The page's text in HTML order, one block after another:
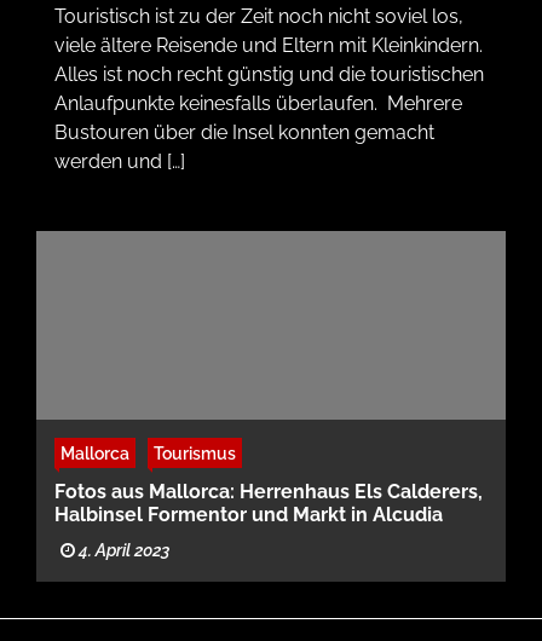
Touristisch ist zu der Zeit noch nicht soviel los,
viele ältere Reisende und Eltern mit Kleinkindern.
Alles ist noch recht günstig und die touristischen
Anlaufpunkte keinesfalls überlaufen. Mehrere
Bustouren über die Insel konnten gemacht
werden und […]
Mallorca Tourismus
Fotos aus Mallorca: Herrenhaus Els Calderers,
Halbinsel Formentor und Markt in Alcudia
4. April 2023